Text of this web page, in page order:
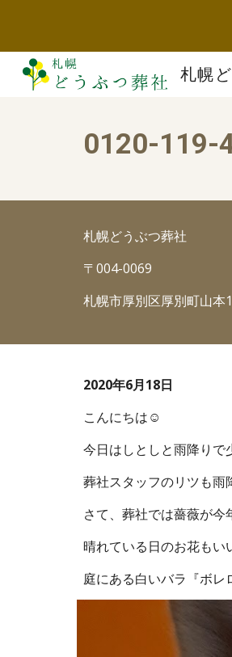
札幌
0120-119-
札幌どうぶつ葬社
〒004-0069
札幌市厚別区厚別町山本
2020年6月18日
こんにちは☺
今日はしとしと雨降りで
葬社スタッフのリツも雨
さて、葬社では薔薇が
晴れている日のお花もい
庭にある白いバラ『ボレ